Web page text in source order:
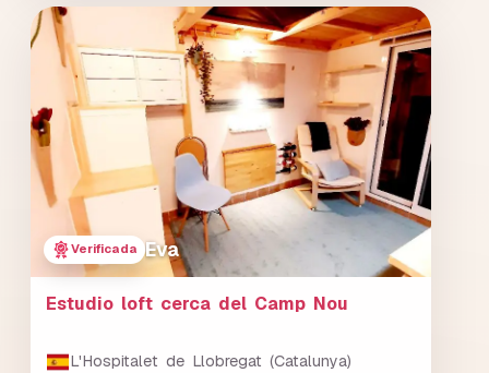
Verificada Eva
Estudio loft cerca del Camp Nou
L'Hospitalet de Llobregat (Catalunya)